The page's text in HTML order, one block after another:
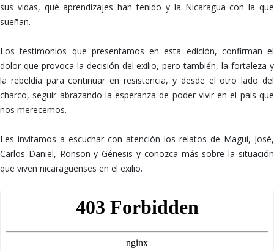
sus vidas, qué aprendizajes han tenido y la Nicaragua con la que
sueñan.
Los testimonios que presentamos en esta edición, confirman el
dolor que provoca la decisión del exilio, pero también, la fortaleza y
la rebeldía para continuar en resistencia, y desde el otro lado del
charco, seguir abrazando la esperanza de poder vivir en el país que
nos merecemos.
Les invitamos a escuchar con atención los relatos de Magui, José,
Carlos Daniel, Ronson y Génesis y conozca más sobre la situación
que viven nicaragüenses en el exilio.